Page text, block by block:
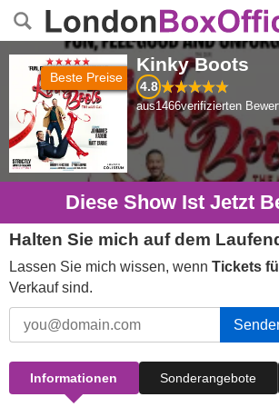
Beste Preise
Kinky Boots
4.8
aus1466verifizierten
Diese Show Ist Jetzt
Halten Sie mich auf dem
Lassen Sie mich wissen, wenn Tickets
Verkauf sind.
Informationen Sonderangebote